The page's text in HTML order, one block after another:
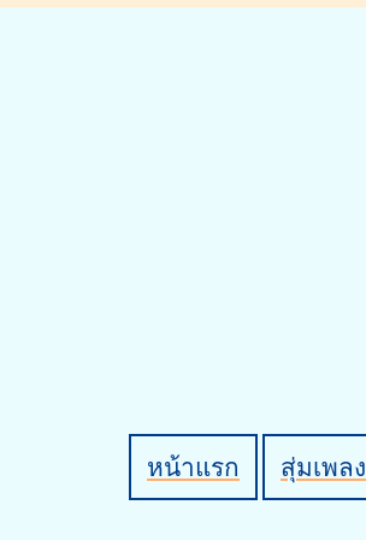
หน้าแรก สุ่มเพลง